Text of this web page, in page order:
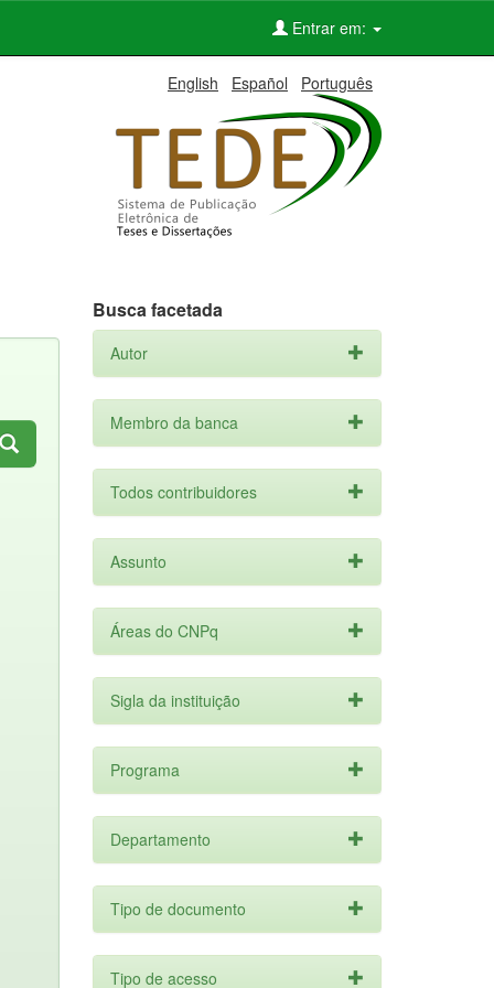
Entrar em:
English Español Português
Busca facetada
Autor
Membro da banca
Todos contribuidores
Assunto
Áreas do CNPq
Sigla da instituição
Programa
Departamento
Tipo de documento
Tipo de acesso